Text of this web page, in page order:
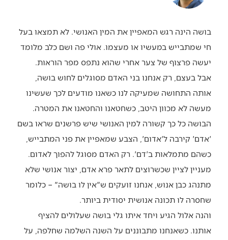
בושה הינה רגש המאפיין את המין האנושי. לא תמצאו בעל
חי שמתבייש במעשיו או מעצמו. אולי פה ושם כלב מלומד
יעשה פרצוף של צער אחרי שהוא נתפס מפר הוראות.
אבל בעצם, רק אנחנו בני האדם מסוגלים לחוש בושה,
אותה התחושה שמעיקה לנו כשאנו מודעים לכך שעשינו
מעשה לא מכוון היטב, כשחטאנו והחטאנו את המטרה.
הבושה כל כך קשורה למין האנושי שיש פרשנים שראו בשם
'אדם' קירבה ל'אדום', הצבע שמאפיין את פני המתבייש,
כשהם מתמלאות ב'דם'. רק האדם מסוגל להפוך לאדום.
מעניין לציין שכשרוצים לתאר פרא אדם, יצור אנושי שלא
מתנהג כבן אנוש, אנחנו זועקים ש"אין לו בושה" – כלומר
שחסרה לו תכונה אנושית יסודית ביותר.
והנה אלול הגיע ויחד איתו גלי בושה שעלולים להציף
אותנו. כשאנחנו מתבוננים על השנה השלמה שחלפה, על